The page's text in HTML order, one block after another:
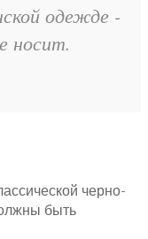
одежде -
носит.
черно-
быть